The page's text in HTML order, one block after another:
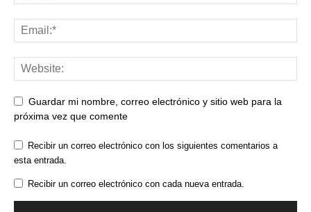
Guardar mi nombre, correo electrónico y sitio web para la
próxima vez que comente
Recibir un correo electrónico con los siguientes comentarios a
esta entrada.
Recibir un correo electrónico con cada nueva entrada.